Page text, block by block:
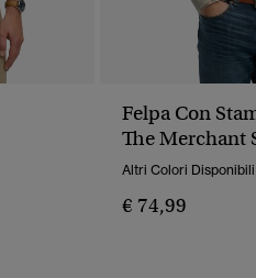
Felpa Con
The Merchant
Altri Colori Disponibili
€ 74,99